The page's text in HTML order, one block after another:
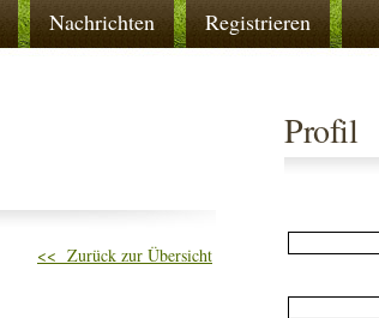
Nachrichten Registrieren
<< Zurück zur Übersicht
Profil